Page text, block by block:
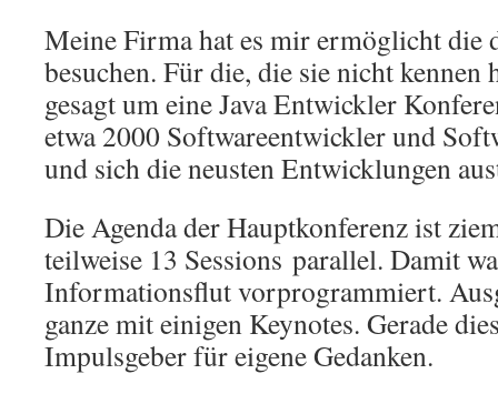
Meine Firma hat es mir ermöglicht die
besuchen. Für die, die sie nicht kennen
gesagt um eine Java Entwickler
etwa 2000 Softwareentwickler und
und sich die neusten Entwicklungen
Die Agenda der Hauptkonferenz ist
teilweise 13 Sessions parallel. Damit
Informationsflut vorprogrammiert.
ganze mit einigen Keynotes. Gerade
Impulsgeber für eigene Gedanken.